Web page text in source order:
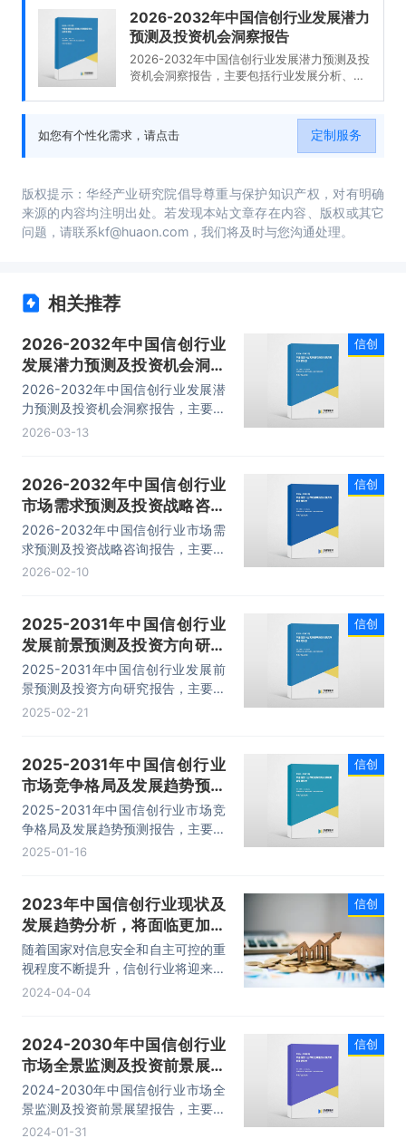
2026-2032年中国信创行业发展潜力
预测及投资机会洞察报告
2026-2032年中国信创行业发展潜力预测及投
资机会洞察报告，主要包括行业发展分析、重
如您有个性化需求，请点击
定制服务
版权提示：华经产业研究院倡导尊重与保护知识产权，对有明确
来源的内容均注明出处。若发现本站文章存在内容、版权或其它
问题，请联系kf@huaon.com，我们将及时与您沟通处理。
相关推荐
2026-2032年中国信创行业
发展潜力预测及投资机会洞察
报告
2026-2032年中国信创行业发展潜
力预测及投资机会洞察报告，主要包
括行业发展分析、重点公司经营状况
2026-03-13
信创
2026-2032年中国信创行业
市场需求预测及投资战略咨询
报告
2026-2032年中国信创行业市场需
求预测及投资战略咨询报告，主要包
括细分市场分析-中间件、细分市场
2026-02-10
信创
2025-2031年中国信创行业
发展前景预测及投资方向研究
报告
2025-2031年中国信创行业发展前
景预测及投资方向研究报告，主要包
括行业发展分析、重点公司经营状况
2025-02-21
信创
2025-2031年中国信创行业
市场竞争格局及发展趋势预测
报告
2025-2031年中国信创行业市场竞
争格局及发展趋势预测报告，主要包
括细分市场分析-中间件、细分市场
2025-01-16
信创
2023年中国信创行业现状及
发展趋势分析，将面临更加激
烈的市场竞争「图」
随着国家对信息安全和自主可控的重
视程度不断提升，信创行业将迎来更
加广阔的发展前景。同时，数字化转
我国信创行业市场规模为0.92万亿
元。
2024-04-04
信创
2024-2030年中国信创行业
市场全景监测及投资前景展望
报告
2024-2030年中国信创行业市场全
景监测及投资前景展望报告，主要包
括行业发展分析、重点公司经营状况
2024-01-31
信创